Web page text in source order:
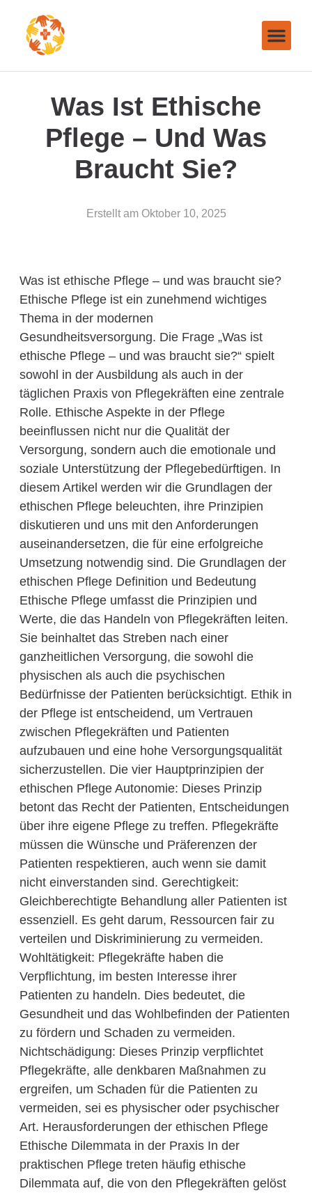
Was Ist Ethische
Pflege – Und Was
Braucht Sie?
Erstellt am Oktober 10, 2025
Was ist ethische Pflege – und was braucht sie?
Ethische Pflege ist ein zunehmend wichtiges
Thema in der modernen
Gesundheitsversorgung. Die Frage „Was ist
ethische Pflege – und was braucht sie?“ spielt
sowohl in der Ausbildung als auch in der
täglichen Praxis von Pflegekräften eine zentrale
Rolle. Ethische Aspekte in der Pflege
beeinflussen nicht nur die Qualität der
Versorgung, sondern auch die emotionale und
soziale Unterstützung der Pflegebedürftigen. In
diesem Artikel werden wir die Grundlagen der
ethischen Pflege beleuchten, ihre Prinzipien
diskutieren und uns mit den Anforderungen
auseinandersetzen, die für eine erfolgreiche
Umsetzung notwendig sind. Die Grundlagen der
ethischen Pflege Definition und Bedeutung
Ethische Pflege umfasst die Prinzipien und
Werte, die das Handeln von Pflegekräften leiten.
Sie beinhaltet das Streben nach einer
ganzheitlichen Versorgung, die sowohl die
physischen als auch die psychischen
Bedürfnisse der Patienten berücksichtigt. Ethik in
der Pflege ist entscheidend, um Vertrauen
zwischen Pflegekräften und Patienten
aufzubauen und eine hohe Versorgungsqualität
sicherzustellen. Die vier Hauptprinzipien der
ethischen Pflege Autonomie: Dieses Prinzip
betont das Recht der Patienten, Entscheidungen
über ihre eigene Pflege zu treffen. Pflegekräfte
müssen die Wünsche und Präferenzen der
Patienten respektieren, auch wenn sie damit
nicht einverstanden sind. Gerechtigkeit:
Gleichberechtigte Behandlung aller Patienten ist
essenziell. Es geht darum, Ressourcen fair zu
verteilen und Diskriminierung zu vermeiden.
Wohltätigkeit: Pflegekräfte haben die
Verpflichtung, im besten Interesse ihrer
Patienten zu handeln. Dies bedeutet, die
Gesundheit und das Wohlbefinden der Patienten
zu fördern und Schaden zu vermeiden.
Nichtschädigung: Dieses Prinzip verpflichtet
Pflegekräfte, alle denkbaren Maßnahmen zu
ergreifen, um Schaden für die Patienten zu
vermeiden, sei es physischer oder psychischer
Art. Herausforderungen der ethischen Pflege
Ethische Dilemmata in der Praxis In der
praktischen Pflege treten häufig ethische
Dilemmata auf, die von den Pflegekräften gelöst